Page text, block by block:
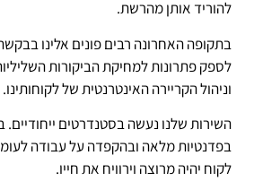
להוריד אותן מהרשת.
בתקופה האחרונה רבים פונים אלינו
לספק פתרונות למחיקת הביקורות
וניהול הקריירה האינטרנטית של לקוחותינו.
השירות שלנו נעשה בסטנדרטים ייחודיים.
בפדנטיות מלאה ובהקפדה על עבודה
לקוח יהיה מרוצה וירוויח את חייו.